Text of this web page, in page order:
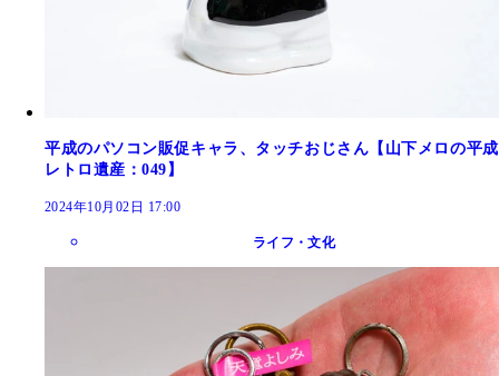
平成のパソコン販促キャラ、タッチおじさん【山下メロの平成
レトロ遺産：049】
2024年10月02日 17:00
ライフ・文化